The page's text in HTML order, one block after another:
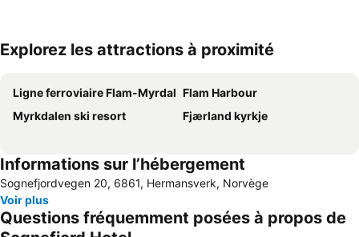
Explorez les attractions à proximité
Ligne ferroviaire Flam-Myrdal Flam Harbour
Myrkdalen ski resort
Fjærland kyrkje
Informations sur l’hébergement
Sognefjordvegen 20, 6861, Hermansverk, Norvège
Voir plus
Questions fréquemment posées à propos de